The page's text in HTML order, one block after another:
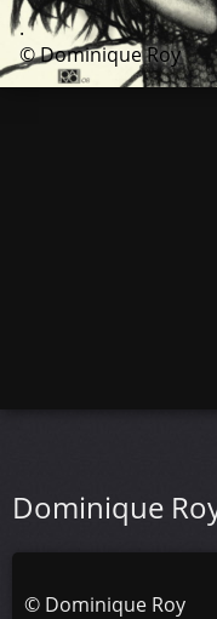
.
© Dominique Roy
Dominique
© Dominique Roy